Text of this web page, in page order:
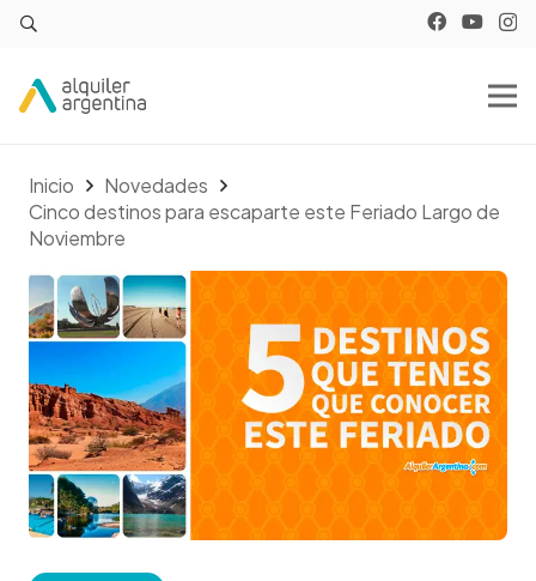
Inicio
Novedades
Cinco destinos para escaparte este Feriado Largo de
Noviembre